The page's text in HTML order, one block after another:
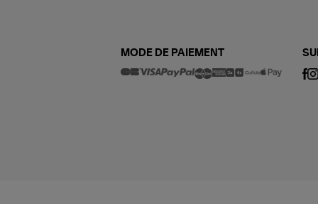
MODE DE PAIEMENT